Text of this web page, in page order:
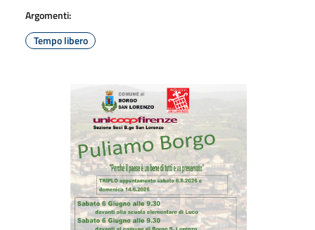
Argomenti:
Tempo libero